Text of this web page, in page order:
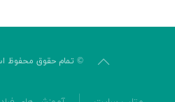
© تمام حقوق محفوظ